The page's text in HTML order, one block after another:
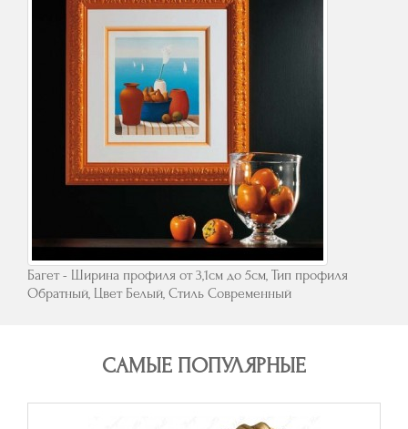
Багет - Ширина профиля от 3,1см до 5см, Тип профиля
Обратный, Цвет Белый, Стиль Современный
САМЫЕ ПОПУЛЯРНЫЕ